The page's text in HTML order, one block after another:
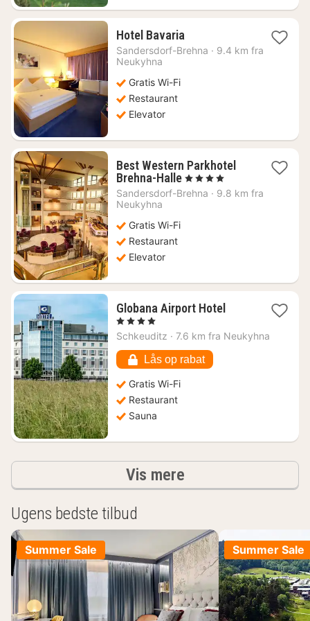
Hotel Bavaria1
nat
Sandersdorf-Brehna · 9.4 km fra
Neukyhna
Gratis Wi-Fi
Restaurant
Elevator
Best Western Parkhotel
Brehna-Halle1
nat
, 4 Stjerner
Sandersdorf-Brehna · 9.8 km fra
Neukyhna
Gratis Wi-Fi
Restaurant
Elevator
Globana Airport Hotel1
fra
, 4 Stjerner
Schkeuditz · 7.6 km fra Neukyhna
Lås op rabat
Gratis Wi-Fi
Restaurant
Sauna
Vis mereresultater
Ugens bedste tilbud
Summer Sale Summer Sale